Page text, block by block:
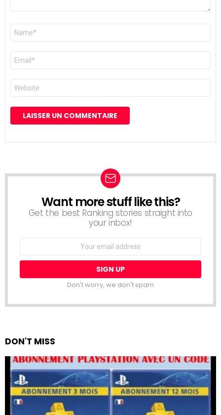
Nom
E-
mail
*
Site
web
NEWSLETTER
Want more stuff like this?
Get the best Ranking stories straight into
your inbox!
Email
Don't worry, we don't spam
DON'T MISS